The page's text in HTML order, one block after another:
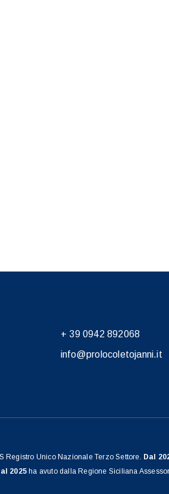
+ 39 0942 892068
info@prolocoletojanni.it
Registro Unico Nazionale Terzo Settore. Dal
2025 ha avuto dalla Regione Siciliana